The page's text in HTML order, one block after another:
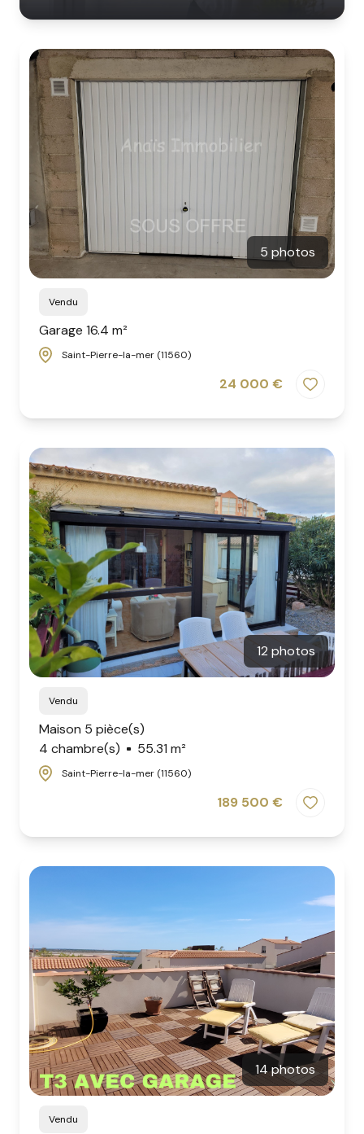
5 photos
Vendu
Garage 16.4 m²
Saint-Pierre-la-mer (11560)
24 000 €
12 photos
Vendu
Maison 5 pièce(s)
4 chambre(s)
55.31 m²
Saint-Pierre-la-mer (11560)
189 500 €
14 photos
Vendu